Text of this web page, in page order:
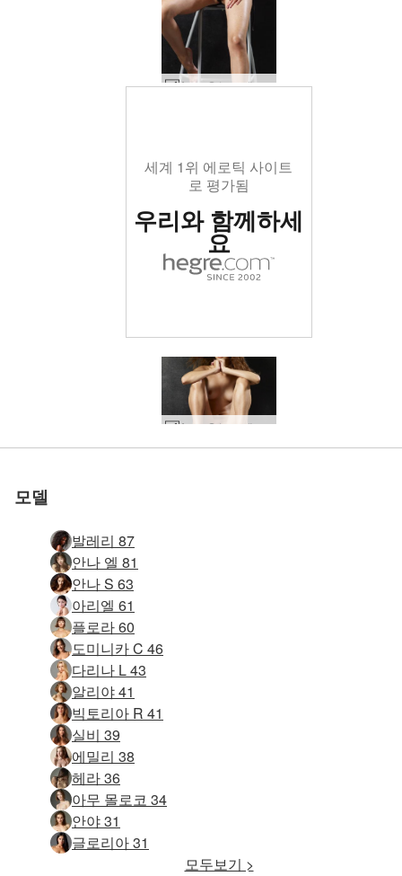
Anna S 누드 에 a 발판 #1
세계 1위 에로틱 사이트
로 평가됨
우리와 함께하세
요
Anna S 누드 에 a 발판 #29
Anna S 완벽한 누드 #50
Anna S 블랙 온 블랙 #13엘비라 웨딩 스튜디오 #57
Teti 관능적 인 누드 #5
Elvira 빨간 의자 part2 #76
세계 1위 에로틱 사이트
로 평가됨
우리와 함께하세
요
Elvira 빨간 의자 part2 #24
Anna S 크리스마스 반짝이 #58
Anna S 후 마사지 #39
모든 Moloko 누드 초상화 #4니카 화이트 스테이 업 #73
Silvie 바 의자 #14
세계 1위 에로틱 사이트
로 평가됨
우리와 함께하세
요
Anna S 금속 계단 #38
마야 메이헴 #29
안나 S 베개 #12Allie 아시아 에로틱 패션 #50
Anna S 크리스마스 반짝이 #46
튼튼한 아야 #3
세계 1위 에로틱 사이트
로 평가됨
우리와 함께하세
요
Elvira 빨간 의자 부분 1 #75
우뚝 서 있는 스타샤 #44Anna S 크리스마스 반짝이 #14
Anna S 아메리칸 어패럴 양말 #24
빅토리아 R 핫 쇼츠 #49
마야 메이헴 #25
모든 Moloko 누드 색조 #5
Anna S 후 마사지 #43빅토리아 R 핫 쇼츠 #65
니콜라 라인 오브 뷰티 #12
세계 1위 에로틱 사이트
로 평가됨
우리와 함께하세
요
Anna S 브라질 비키니 #56Anna S 거품의자 2부 #75
클로버 메탈 스툴 #85
타샤 팬티 스타킹 #25
Anna S 후 마사지 #27
시인 키키 #64
세계 1위 에로틱 사이트
로 평가됨
우리와 함께하세
요
테티 헤그레 뮤즈 #24
안나 S 니코틴 #26
안나 S 바디 스컬프팅 #48
키키 기념비 #17
Anna S 거품 의자 #23
Anna S 후 마사지 #31
세계 1위 에로틱 사이트
로 평가됨
우리와 함께하세
요
아니 매혹적인 #43
모델
발레리 87
안나 엘 81
안나 S 63
아리엘 61
플로라 60
도미니카 C 46
다리나 L 43
알리야 41
빅토리아 R 41
실비 39
에밀리 38
헤라 36
아무 몰로코 34
안야 31
글로리아 31
모두보기 >